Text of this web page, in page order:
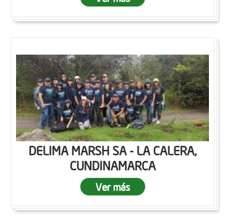
DELIMA MARSH SA - LA CALERA,
CUNDINAMARCA
Ver más